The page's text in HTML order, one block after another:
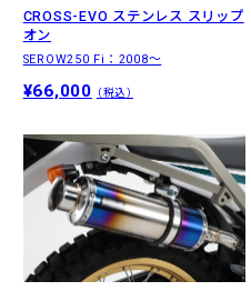
CROSS-EVO ステンレス スリップ
オン
SEROW250 Fi：2008〜
¥66,000 （税込）